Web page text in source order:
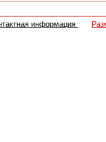
информация